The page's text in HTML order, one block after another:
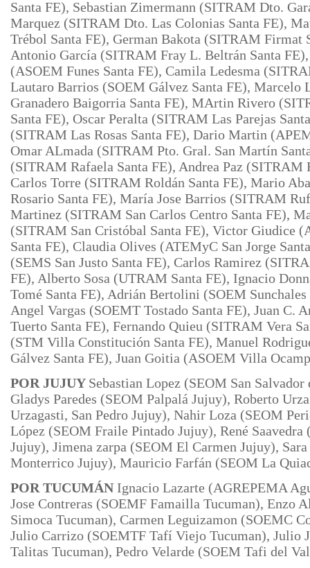
Santa FE), Sebastian Zimermann (SITRAM Dto.
Marquez (SITRAM Dto. Las Colonias Santa FE),
Trébol Santa FE), German Bakota (SITRAM Firmat
Antonio García (SITRAM Fray L. Beltrán Santa
(ASOEM Funes Santa FE), Camila Ledesma
Lautaro Barrios (SOEM Gálvez Santa FE), Marcelo
Granadero Baigorria Santa FE), MArtin Rivero
Santa FE), Oscar Peralta (SITRAM Las Parejas
(SITRAM Las Rosas Santa FE), Dario Martin
Omar ALmada (SITRAM Pto. Gral. San Martín
(SITRAM Rafaela Santa FE), Andrea Paz (SITRAM
Carlos Torre (SITRAM Roldán Santa FE), Mario
Rosario Santa FE), María Jose Barrios (SITRAM
Martinez (SITRAM San Carlos Centro Santa FE),
(SITRAM San Cristóbal Santa FE), Victor Giudice
Santa FE), Claudia Olives (ATEMyC San Jorge
(SEMS San Justo Santa FE), Carlos Ramirez
FE), Alberto Sosa (UTRAM Santa FE), Ignacio
Tomé Santa FE), Adrián Bertolini (SOEM
Angel Vargas (SOEMT Tostado Santa FE), Juan C.
Tuerto Santa FE), Fernando Quieu (SITRAM Vera
(STM Villa Constitución Santa FE), Manuel
Gálvez Santa FE), Juan Goitia (ASOEM Villa
POR JUJUY Sebastian Lopez (SEOM San
Gladys Paredes (SEOM Palpalá Jujuy), Roberto
Urzagasti, San Pedro Jujuy), Nahir Loza (SEOM
López (SEOM Fraile Pintado Jujuy), René
Jujuy), Jimena zarpa (SEOM El Carmen Jujuy),
Monterrico Jujuy), Mauricio Farfán (SEOM La
POR TUCUMÁN Ignacio Lazarte (AGREPEMA
Jose Contreras (SOEMF Famailla Tucuman), Enzo
Simoca Tucuman), Carmen Leguizamon (SOEMC
Julio Carrizo (SOEMTF Tafí Viejo Tucuman), Julio
Talitas Tucuman), Pedro Velarde (SOEM Tafi del